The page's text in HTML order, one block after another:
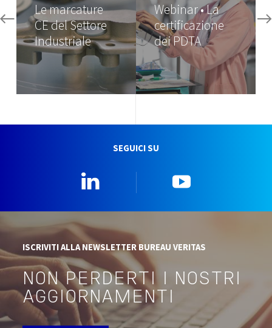
Le marcature
CE del Settore
Industriale
Webinar • La
certificazione
dei PDTA
SEGUICI SU
ISCRIVITI ALLA NEWSLETTER BUREAU VERITAS
NON PERDERTI I NOSTRI
AGGIORNAMENTI